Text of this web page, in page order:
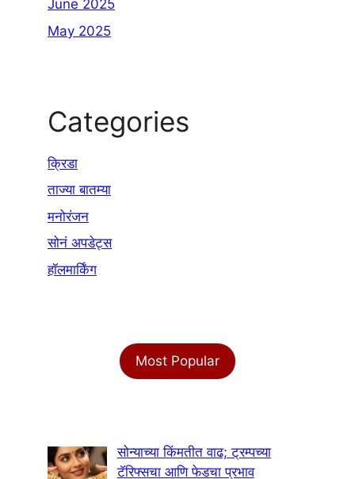
June 2025
May 2025
Categories
क्रिडा
ताज्या बातम्या
मनोरंजन
सोनं अपडेट्स
हॉलमार्किंग
Most Popular
सोन्याच्या किंमतीत वाढ; ट्रम्पच्या
टॅरिफ्सचा आणि फेडचा प्रभाव